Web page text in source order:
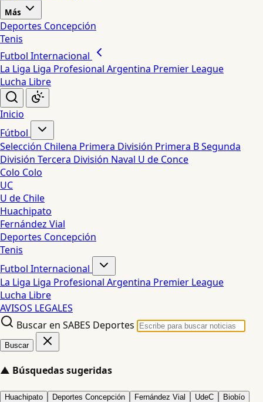
Más
Deportes Concepción
Tenis
Futbol Internacional
La Liga Liga Profesional Argentina Premier League
Lucha Libre
Inicio
Fútbol
Selección Chilena Primera División Primera BSegunda
División Tercera División Naval U de Conce
Colo Colo
UC
U de Chile
Huachipato
Fernández Vial
Deportes Concepción
Tenis
Futbol Internacional
La Liga Liga Profesional Argentina Premier League
Lucha Libre
AVISOS LEGALES
Buscar en SABES Deportes
Buscar
▲ Búsquedas sugeridas
Huachipato Deportes Concepción Fernández Vial UdeC Biobío